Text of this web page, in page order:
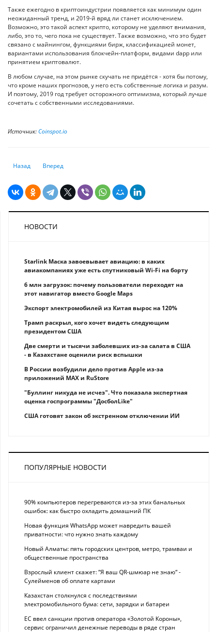
Также ежегодно в криптоиндустрии появляется как минимум один
неожиданный тренд, и 2019-й вряд ли станет исключением.
Возможно, это такой аспект крипто, которому не уделяют внимания,
либо, это то, чего пока не существует. Также возможно, что это будет
связано с майнингом, функциями бирж, классификацией монет,
вариантами использования блокчейн-платформ, видами dapp или
принятием криптовалют.
В любом случае, на этом рынке скучать не придётся - хотя бы потому,
что кроме наших прогнозов, у него есть собственные логика и разум.
И поэтому, 2019 год требует осторожного оптимизма, который лучше
сочетать с собственными исследованиями.
Источник:Coinspot.io
Предыдущий: Как инвестировать на мировых рынках капитала в 2019
Назад Следующий: Какие активы выбрать на фондовом рынке
Вперед
НОВОСТИ
Starlink Маска завоевывает авиацию: в каких
авиакомпаниях уже есть спутниковый Wi-Fi на борту
6 млн загрузок: почему пользователи переходят на
этот навигатор вместо Google Maps
Экспорт электромобилей из Китая вырос на 120%
Трамп раскрыл, кого хочет видеть следующим
президентом США
Две смерти и тысячи заболевших из-за салата в США
- в Казахстане оценили риск вспышки
В России возбудили дело против Apple из-за
приложений MAX и RuStore
"Буллинг никуда не исчез". Что показала экспертная
оценка госпрограммы "ДосболLike"
США готовят закон об экстренном отключении ИИ
ПОПУЛЯРНЫЕ НОВОСТИ
90% компьютеров перегреваются из-за этих банальных
ошибок: как быстро охладить домашний ПК
Новая функция WhatsApp может навредить вашей
приватности: что нужно знать каждому
Новый Алматы: пять городских центров, метро, трамваи и
общественные пространства
Взрослый клиент скажет: “Я ваш QR-шмюар не знаю“ -
Сулейменов об оплате картами
Казахстан столкнулся с последствиями
электромобильного бума: сети, зарядки и батареи
ЕС ввел санкции против оператора «Золотой Короны»,
сервис ограничил денежные переводы в ряде стран